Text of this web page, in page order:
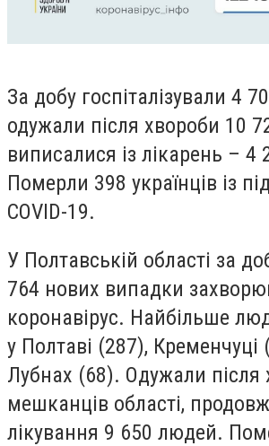
За добу госпіталізували 4
одужали після хвороби 10
виписалися із лікарень – 4
Померли 398 українців із
COVID-19.
У Полтавській області за
764 нових випадки
коронавірус. Найбільше
у Полтаві (287), Кременчуці
Лубнах (68). Одужали після
мешканців області,
лікування 9 650 людей.